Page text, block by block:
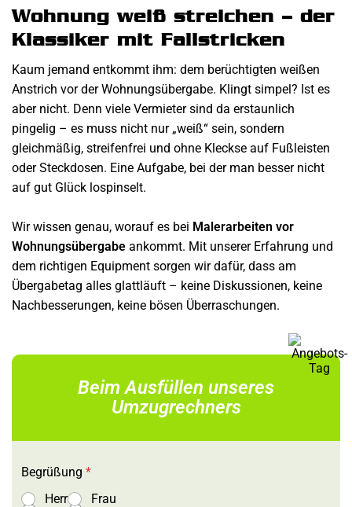
Wohnung weiß streichen – der
Klassiker mit Fallstricken
Kaum jemand entkommt ihm: dem berüchtigten weißen
Anstrich vor der Wohnungsübergabe. Klingt simpel? Ist es
aber nicht. Denn viele Vermieter sind da erstaunlich
pingelig – es muss nicht nur „weiß“ sein, sondern
gleichmäßig, streifenfrei und ohne Kleckse auf Fußleisten
oder Steckdosen. Eine Aufgabe, bei der man besser nicht
auf gut Glück lospinselt.
Wir wissen genau, worauf es bei Malerarbeiten vor
Wohnungsübergabe ankommt. Mit unserer Erfahrung und
dem richtigen Equipment sorgen wir dafür, dass am
Übergabetag alles glattläuft – keine Diskussionen, keine
Nachbesserungen, keine bösen Überraschungen.
Beim Ausfüllen unseres
Umzugrechners
Begrüßung *
Herr
Frau